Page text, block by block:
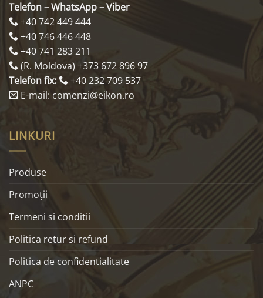
Telefon – WhatsApp – Viber
+40 742 449 444
+40 746 446 448
+40 741 283 211
(R. Moldova) +373 672 896 97
Telefon fix:
+40 232 709 537
E-mail: comenzi@eikon.ro
LINKURI
Produse
Promoţii
Termeni si conditii
Politica retur si refund
Politica de confidentialitate
ANPC